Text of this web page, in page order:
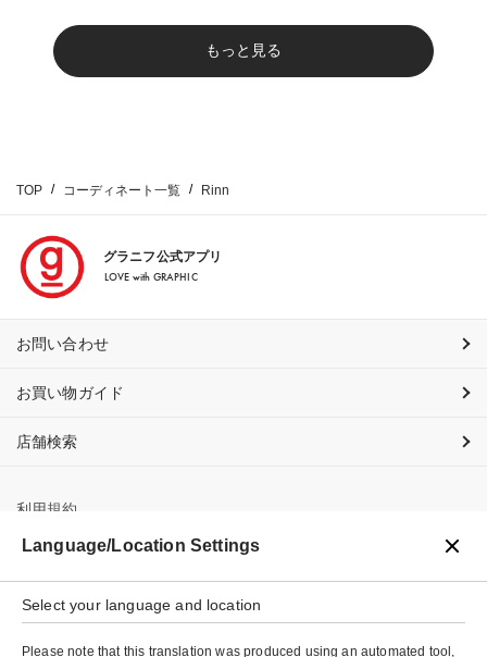
もっと見る
TOP コーディネート一覧 Rinn
グラニフ公式アプリ
LOVE with GRAPHIC
お問い合わせ
お買い物ガイド
店舗検索
利用規約
プライバシーポリシー
特定商取引法に基づく表示
会社概要
Language/Location Settings
Select your language and location
Please note that this translation was produced using an automated tool,